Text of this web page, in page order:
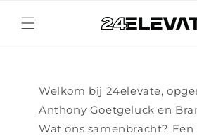
naar de
content
Welkom bij 24elevate,
Anthony Goetgeluck en
Wat ons samenbracht?